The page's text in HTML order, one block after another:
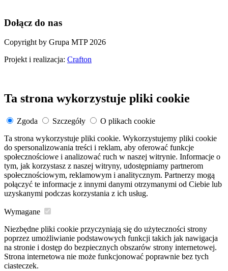
Dołącz do nas
Copyright by Grupa MTP 2026
Projekt i realizacja: Crafton
Ta strona wykorzystuje pliki cookie
Zgoda Szczegóły
O plikach cookie
Ta strona wykorzystuje pliki cookie. Wykorzystujemy pliki cookie
do spersonalizowania treści i reklam, aby oferować funkcje
społecznościowe i analizować ruch w naszej witrynie. Informacje o
tym, jak korzystasz z naszej witryny, udostępniamy partnerom
społecznościowym, reklamowym i analitycznym. Partnerzy mogą
połączyć te informacje z innymi danymi otrzymanymi od Ciebie lub
uzyskanymi podczas korzystania z ich usług.
Wymagane
Niezbędne pliki cookie przyczyniają się do użyteczności strony
poprzez umożliwianie podstawowych funkcji takich jak nawigacja
na stronie i dostęp do bezpiecznych obszarów strony internetowej.
Strona internetowa nie może funkcjonować poprawnie bez tych
ciasteczek.